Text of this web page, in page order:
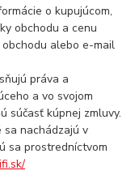
o kupujúcom,
obchodu a cenu
alebo e-mail
práva a
a vo svojom
súčasť kúpnej zmluvy.
nachádzajú v
sa prostredníctvom